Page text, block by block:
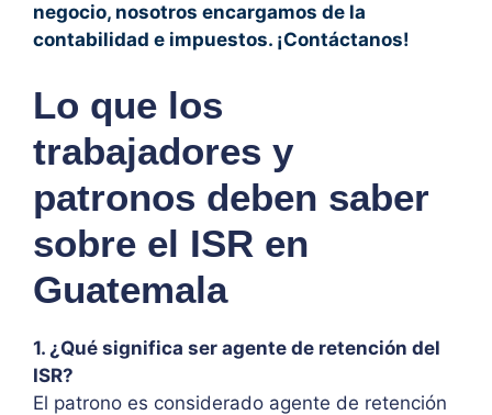
negocio, nosotros encargamos de la
contabilidad e impuestos. ¡Contáctanos!
Lo que los
trabajadores y
patronos deben saber
sobre el ISR en
Guatemala
1. ¿Qué significa ser agente de retención del
ISR?
El patrono es considerado agente de retención